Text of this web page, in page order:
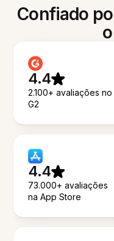
Confiado
4.4
2.100+ avaliações no
G2
4.4
73.000+ avaliações
na App Store